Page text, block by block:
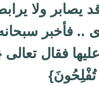
يصابر ولا
.. فأخبر
فقال تعالى
تُفْلِحُونَ}